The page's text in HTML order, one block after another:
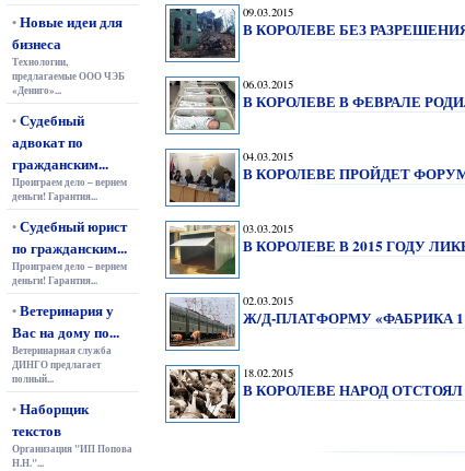
•Новые идеи для
бизнеса
Технологии,
предлагаемые ООО ЧЭБ
«Дениго»...
•Судебный
адвокат по
гражданским...
Проиграем дело – вернем
деньги! Гарантия...
•Судебный юрист
по гражданским...
Проиграем дело – вернем
деньги! Гарантия...
•Ветеринария у
Вас на дому по...
Ветеринарная служба
ДИНГО предлагает
полный...
•Наборщик
текстов
Организация "ИП Попова
Н.Н."...
09.03.2015
В КОРОЛЕВЕ БЕЗ
06.03.2015
В КОРОЛЕВЕ В ФЕВРАЛЕ
04.03.2015
В КОРОЛЕВЕ ПРОЙДЕТ
03.03.2015
В КОРОЛЕВЕ В 2015 ГОДУ
02.03.2015
Ж/Д-ПЛАТФОРМУ «ФАБРИКА
18.02.2015
В КОРОЛЕВЕ НАРОД